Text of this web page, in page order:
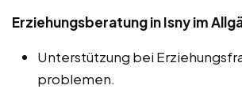
Erziehungsberatung in Isny im
Unterstützung bei
problemen.